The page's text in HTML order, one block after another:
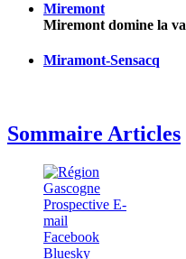
Miremont
Miremont domine la
Miramont-Sensacq
Sommaire Articles